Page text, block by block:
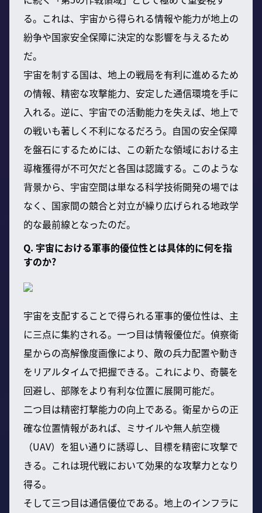
る。これは、宇宙から得られる情報や能力が地上の
紛争や国家安全保障に決定的な影響を与えるため
だ。
宇宙を制する国は、地上の戦局を有利に進めるため
の情報、精密な攻撃能力、安定した通信環境を手に
入れる。逆に、宇宙での活動能力を失えば、地上で
の戦いも著しく不利になるだろう。自国の安全保障
を盤石にするためには、この新たな領域における主
導権獲得が不可欠だと各国は認識する。このような
背景から、宇宙空間は単なる科学技術開発の場では
なく、国家間の競合と対立が繰り広げられる地政学
的な最前線となったのだ。
Q. 宇宙における軍事的優位性とは具体的に何を指
すのか?
宇宙を支配することで得られる軍事的優位性は、主
に三点に集約される。一つ目は情報優位だ。偵察衛
星からの高解像度画像により、敵の兵力配置や動き
をリアルタイムで把握できる。これにより、奇襲を
回避し、部隊をより有利な位置に展開可能だ。
二つ目は精密打撃能力の向上である。衛星からの正
確な位置情報があれば、ミサイルや無人航空機
（UAV）を狙い通りに誘導し、目標を精密に攻撃で
きる。これは現代戦において効果的な攻撃力となり
得る。
そして三つ目は通信優位である。地上のインフラに